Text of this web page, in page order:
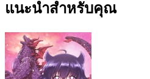
แนะนำสำหรับคุณ